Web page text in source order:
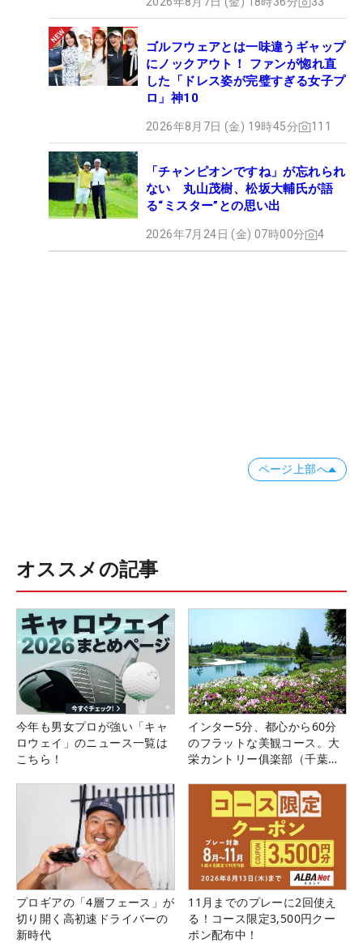
ゴルフウェアとは一味違うギャップ
にノックアウト！ ファンが惚れ直
した「ドレス姿が完璧すぎる女子プ
ロ」神10
2026年8月7日 (金) 19時45分 111
「チャンピオンですね」が忘れられ
ない 丸山茂樹、松坂大輔氏が語
る“ミスター”との思い出
2026年7月24日 (金) 07時00分 4
ページ上部へ
オススメの記事
今年も男女プロが強い「キャ
ロウェイ」のニュース一覧は
こちら！
インター5分、都心から60分
のフラットな美観コース。大
栄カントリー俱楽部（千葉
プロギアの「4層フェース」が
切り開く高初速ドライバーの
新時代
11月までのプレーに2回使え
る！コース限定3,500円クー
ポン配布中！